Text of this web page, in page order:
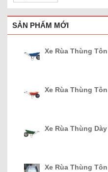
SẢN PHẨM MỚI
Xe Rùa Thùng
Xe Rùa Thùng
Xe Rùa Thùng
Xe Rùa Thùng